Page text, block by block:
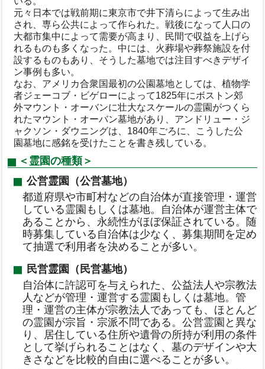
元々日本では戦前期に東京市で井下清らによって生み出
され、専ら公共によって作られた。戦後になって人口の
大都市集中によって需要が高まり、民間で収益を上げら
れるものも多くなった。中には、火葬場や葬祭施設を付
設するものもあり、そうした墓地では注目すべきデザイ
ン事例も多い。
なお、アメリカ合衆国最初の公園墓地としては、植物学
者ジェーコブ・ビゲローによって1825年にボストン郊
外マウント・オーバンに壮大なスケールの霊園がつくら
れたマウント・オーバン墓地があり、アンドリュー・ジ
ャクソン・ダウニングは、1840年ごろに、こうした公
園墓地に感銘を受けたことを書き残している。
＜霊園の種類＞
公営霊園（公営墓地）
都道府県や市町村などの自治体が直接管理・運営
している霊園もしくは墓地。自治体が運営主体で
あることから、永続性がほぼ保証されている。随
時募集している自治体は少なく、募集期間を定め
て抽選で利用者を決めることが多い。
民営霊園（民営墓地）
自治体に許認可を与えられた、公益法人や宗教法
人などが管理・運営する霊園もしくは墓地。管
理・運営の主体が宗教法人であっても、ほとんど
の霊園が宗旨・宗派不問である。公営霊園と異な
り、居住している住所や遺骨の所持が利用の条件
として挙げられることはなく、墓のデザインや大
きさなどを比較的自由に選べることが多い。